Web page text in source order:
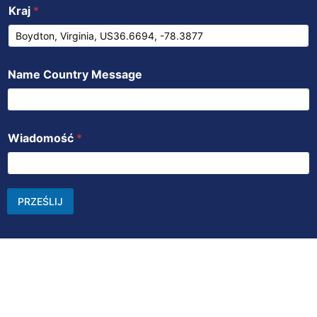
Kraj *
Name Country Message
Wiadomość *
PRZEŚLIJ